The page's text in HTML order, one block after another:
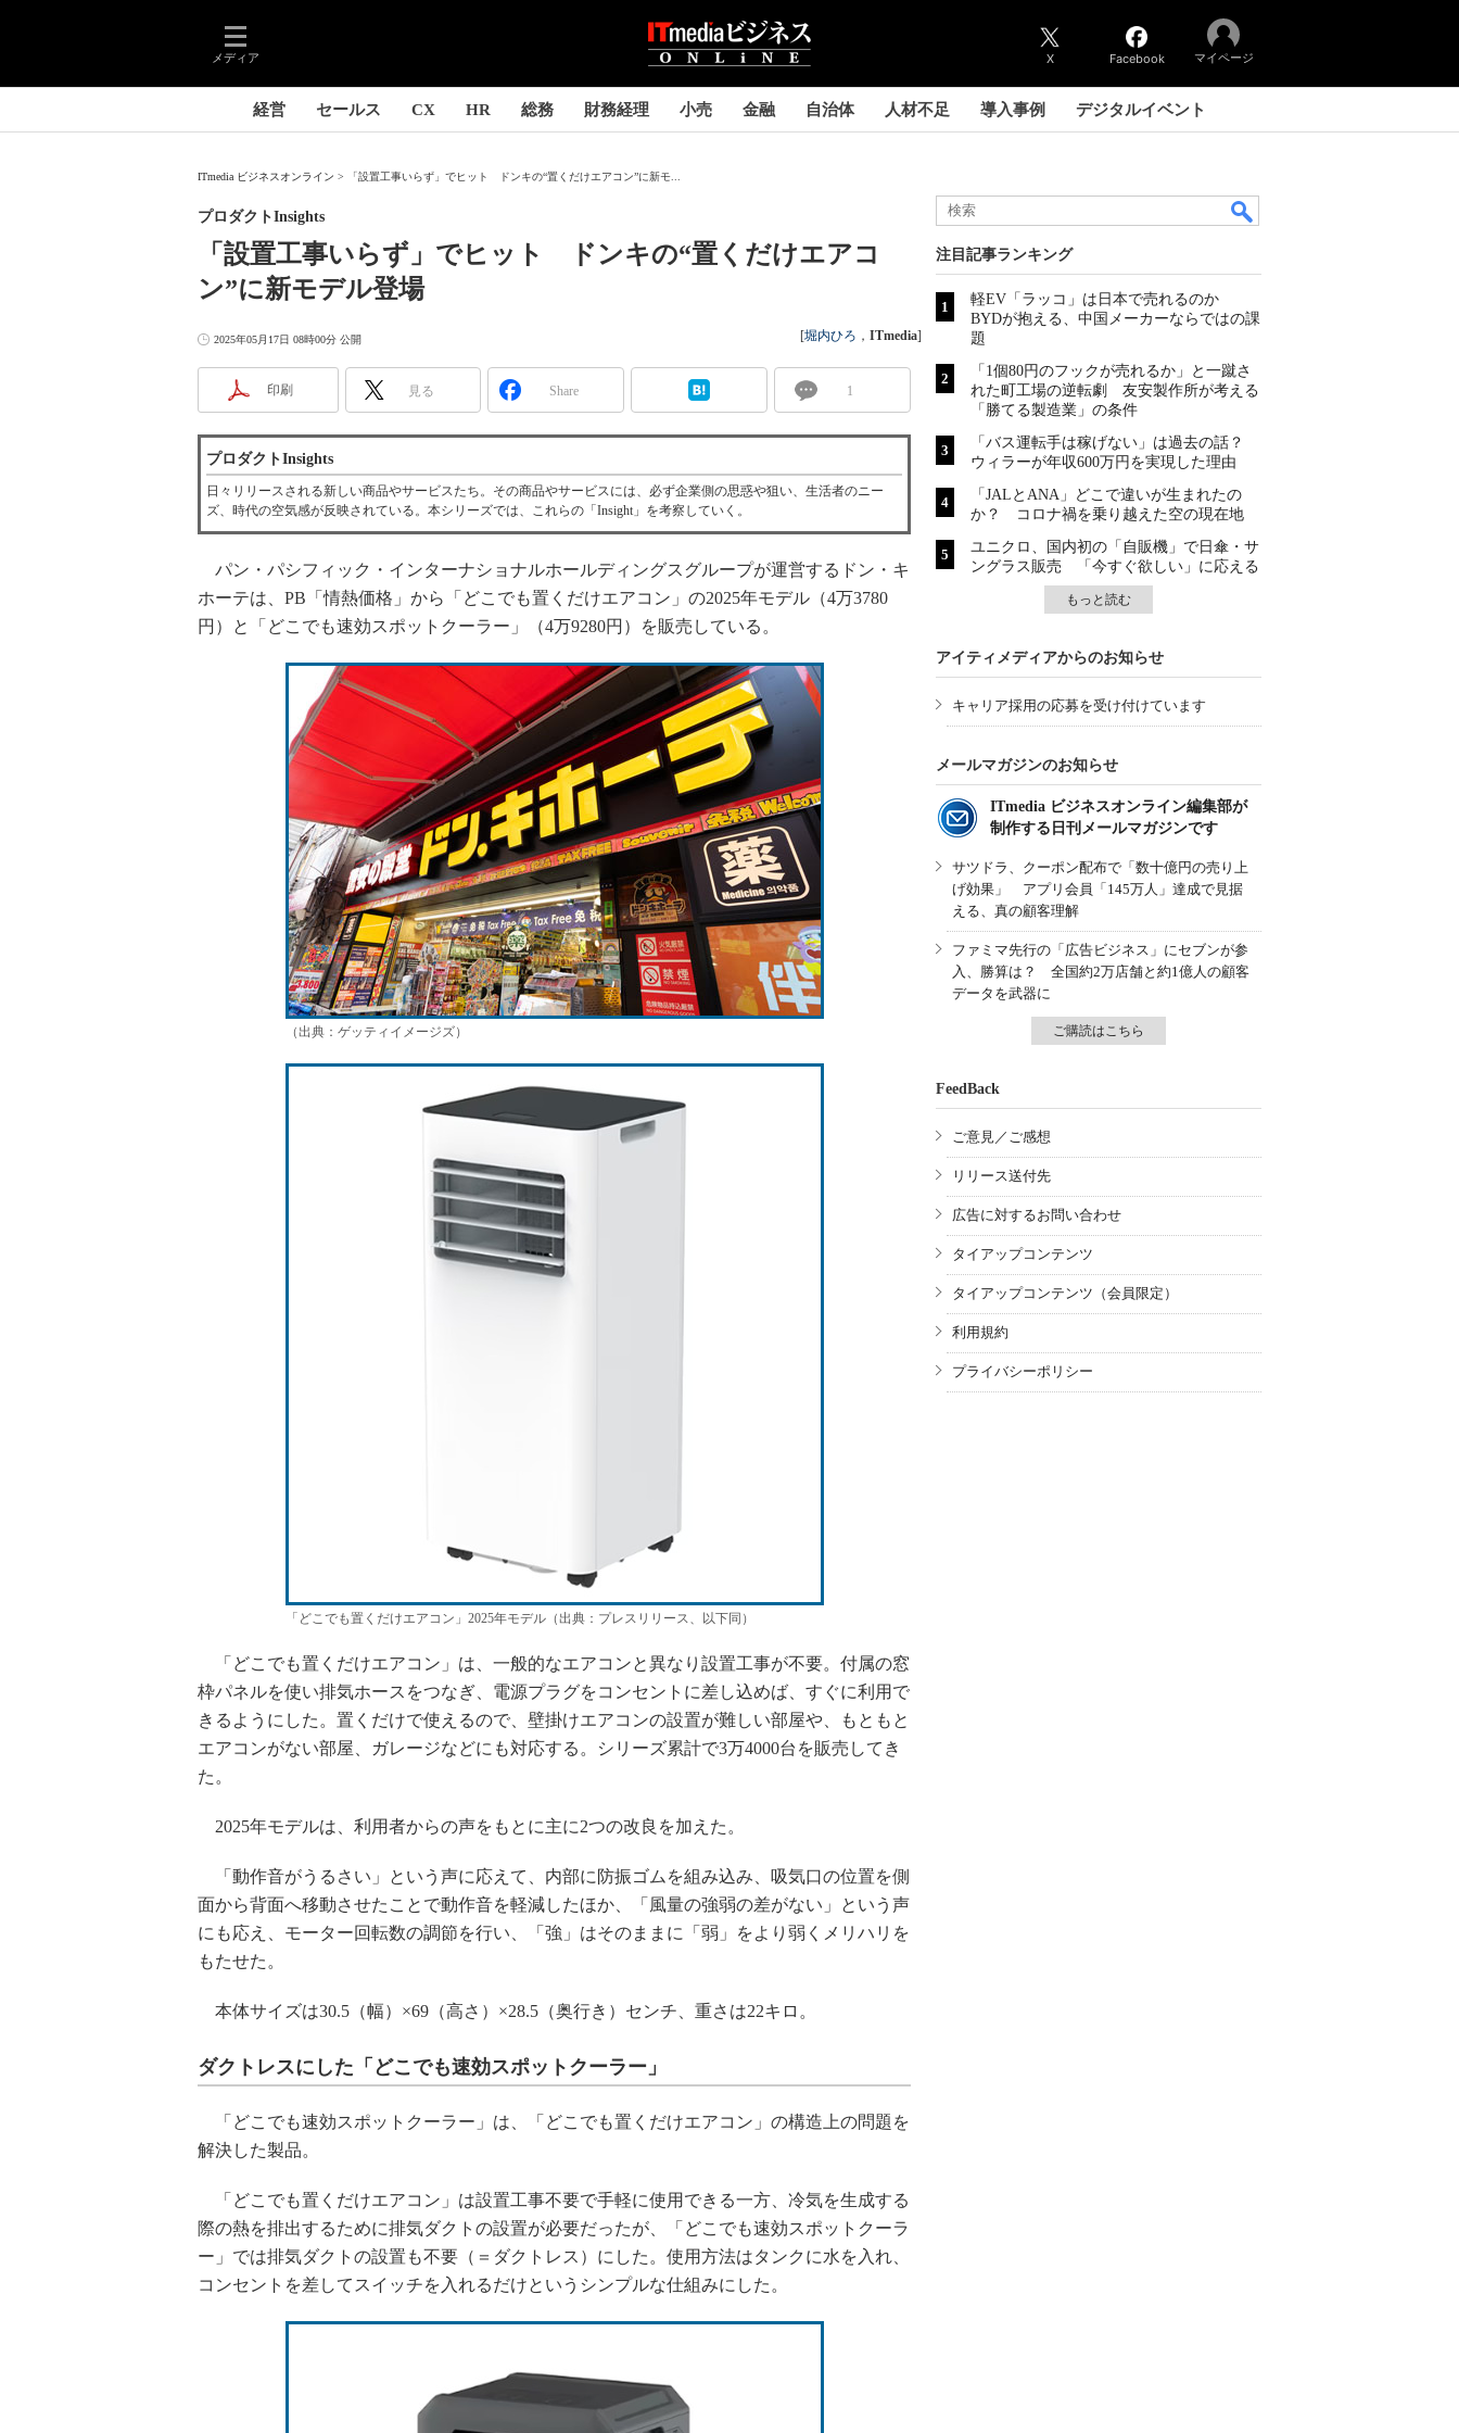
メディア X Facebook マイページ
経営 セールス CX HR 総務 財務経理 小売 金融 自治体 人材不足 導入事例 デジタルイベント
ITmedia ビジネスオンライン 「設置工事いらず」でヒット ドンキの“置くだけエアコン”に新モ...
「設置工事いらず」でヒット ドンキの“置くだけエアコ
ン”に新モデル登場
プロダクトInsights
2025年05月17日 08時00分 公開 [堀内ひろ ， ITmedia]
印刷 見る Share 1
プロダクトInsights
日々リリースされる新しい商品やサービスたち。その商品やサービスには、必ず企業側の思惑や狙い、生活者のニー
ズ、時代の空気感が反映されている。本シリーズでは、これらの「Insight」を考察していく。
パン・パシフィック・インターナショナルホールディングスグループが運営するドン・キ
ホーテは、PB「情熱価格」から「どこでも置くだけエアコン」の2025年モデル（4万3780
円）と「どこでも速効スポットクーラー」（4万9280円）を販売している。
（出典：ゲッティイメージズ）
「どこでも置くだけエアコン」2025年モデル（出典：プレスリリース、以下同）
「どこでも置くだけエアコン」は、一般的なエアコンと異なり設置工事が不要。付属の窓
枠パネルを使い排気ホースをつなぎ、電源プラグをコンセントに差し込めば、すぐに利用で
きるようにした。置くだけで使えるので、壁掛けエアコンの設置が難しい部屋や、もともと
エアコンがない部屋、ガレージなどにも対応する。シリーズ累計で3万4000台を販売してき
た。
2025年モデルは、利用者からの声をもとに主に2つの改良を加えた。
「動作音がうるさい」という声に応えて、内部に防振ゴムを組み込み、吸気口の位置を側
面から背面へ移動させたことで動作音を軽減したほか、「風量の強弱の差がない」という声
にも応え、モーター回転数の調節を行い、「強」はそのままに「弱」をより弱くメリハリを
もたせた。
本体サイズは30.5（幅）×69（高さ）×28.5（奥行き）センチ、重さは22キロ。
ダクトレスにした「どこでも速効スポットクーラー」
「どこでも速効スポットクーラー」は、「どこでも置くだけエアコン」の構造上の問題を
解決した製品。
「どこでも置くだけエアコン」は設置工事不要で手軽に使用できる一方、冷気を生成する
際の熱を排出するために排気ダクトの設置が必要だったが、「どこでも速効スポットクーラ
ー」では排気ダクトの設置も不要（＝ダクトレス）にした。使用方法はタンクに水を入れ、
コンセントを差してスイッチを入れるだけというシンプルな仕組みにした。
注目記事ランキング
軽EV「ラッコ」は日本で売れるのか
BYDが抱える、中国メーカーならではの課
題
「1個80円のフックが売れるか」と一蹴さ
れた町工場の逆転劇 友安製作所が考える
「勝てる製造業」の条件
「バス運転手は稼げない」は過去の話？
ウィラーが年収600万円を実現した理由
「JALとANA」どこで違いが生まれたの
か？ コロナ禍を乗り越えた空の現在地
ユニクロ、国内初の「自販機」で日傘・サ
ングラス販売 「今すぐ欲しい」に応える
もっと読む
アイティメディアからのお知らせ
キャリア採用の応募を受け付けています
メールマガジンのお知らせ
ITmedia ビジネスオンライン編集部が
制作する日刊メールマガジンです
サツドラ、クーポン配布で「数十億円の売り上
げ効果」 アプリ会員「145万人」達成で見据
える、真の顧客理解
ファミマ先行の「広告ビジネス」にセブンが参
入、勝算は？ 全国約2万店舗と約1億人の顧客
データを武器に
ご購読はこちら
FeedBack
ご意見／ご感想
リリース送付先
広告に対するお問い合わせ
タイアップコンテンツ
タイアップコンテンツ（会員限定）
利用規約
プライバシーポリシー